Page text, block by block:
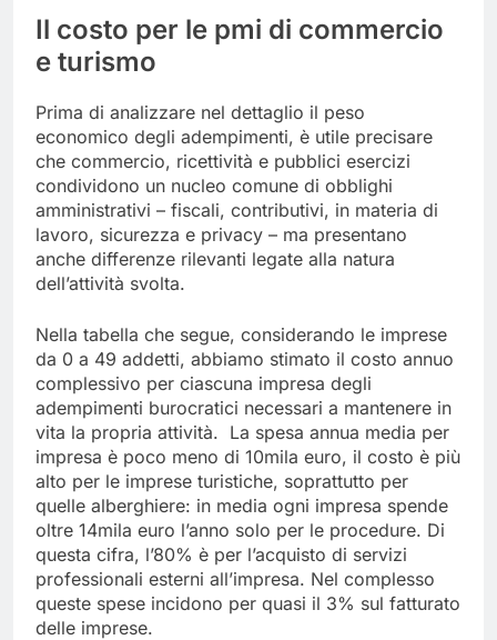
Il costo per le pmi di commercio
e turismo
Prima di analizzare nel dettaglio il peso
economico degli adempimenti, è utile precisare
che commercio, ricettività e pubblici esercizi
condividono un nucleo comune di obblighi
amministrativi – fiscali, contributivi, in materia di
lavoro, sicurezza e privacy – ma presentano
anche differenze rilevanti legate alla natura
dell’attività svolta.
Nella tabella che segue, considerando le imprese
da 0 a 49 addetti, abbiamo stimato il costo annuo
complessivo per ciascuna impresa degli
adempimenti burocratici necessari a mantenere in
vita la propria attività. La spesa annua media per
impresa è poco meno di 10mila euro, il costo è più
alto per le imprese turistiche, soprattutto per
quelle alberghiere: in media ogni impresa spende
oltre 14mila euro l’anno solo per le procedure. Di
questa cifra, l’80% è per l’acquisto di servizi
professionali esterni all’impresa. Nel complesso
queste spese incidono per quasi il 3% sul fatturato
delle imprese.